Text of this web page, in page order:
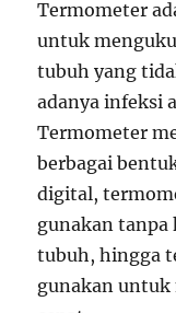
Termometer
untuk
tubuh yang
adanya infeksi
Termometer
berbagai
digital,
gunakan tanpa
tubuh, hingga
gunakan untuk